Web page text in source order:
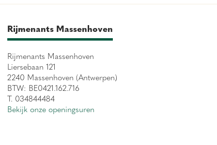
Rijmenants Massenhoven
Rijmenants Massenhoven
Liersebaan 121
2240 Massenhoven (Antwerpen)
BTW: BE0421.162.716
T. 034844484
Bekijk onze openingsuren